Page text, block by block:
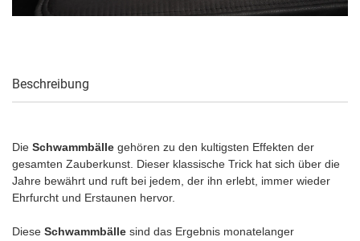
Beschreibung
Die Schwammbälle gehören zu den kultigsten Effekten der
gesamten Zauberkunst. Dieser klassische Trick hat sich über die
Jahre bewährt und ruft bei jedem, der ihn erlebt, immer wieder
Ehrfurcht und Erstaunen hervor.
Diese Schwammbälle sind das Ergebnis monatelanger